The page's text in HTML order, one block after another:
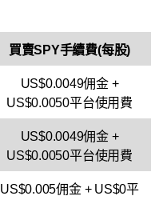
買賣SPY手續費(每股)
US$0.0049佣金 +
US$0.0050平台使用費
US$0.0049佣金 +
US$0.0050平台使用費
US$0.005佣金 + US$0平